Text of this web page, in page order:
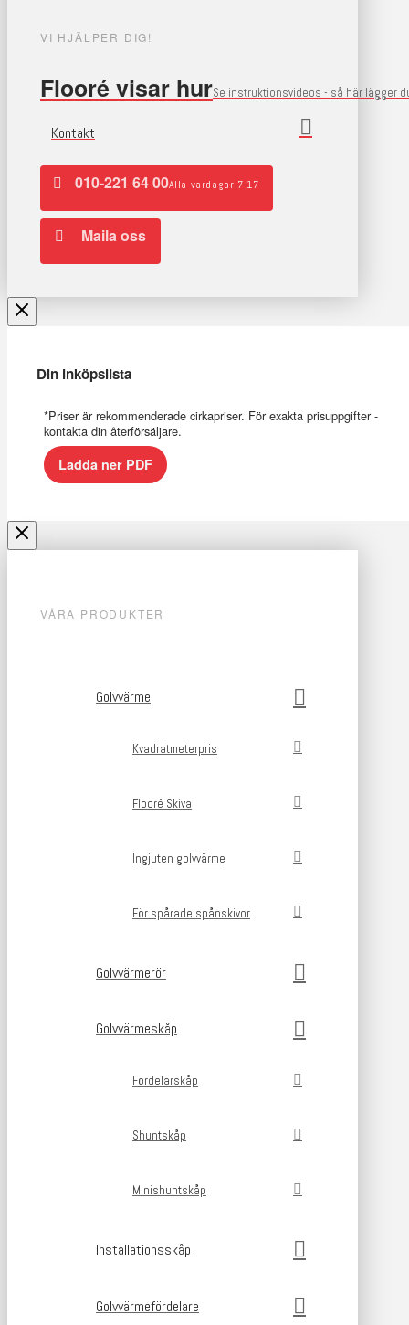
VI HJÄLPER DIG!
Flooré visar hurSe instruktionsvideos - så här lägger
Kontakt
010-221 64 00Alla vardagar 7-17
Maila oss
Din inköpslista
*Priser är rekommenderade cirkapriser. För exakta prisuppgifter -
kontakta din återförsäljare.
Ladda ner PDF
VÅRA PRODUKTER
Golvvärme
Kvadratmeterpris
Flooré Skiva
Ingjuten golvvärme
För spårade spånskivor
Golvvärmerör
Golvvärmeskåp
Fördelarskåp
Shuntskåp
Minishuntskåp
Installationsskåp
Golvvärmefördelare